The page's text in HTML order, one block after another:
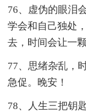
76、虚伪的眼泪
学会和自己独处
去，时间会让一
77、思绪杂乱，
急促。晚安！
78、人生三把钥